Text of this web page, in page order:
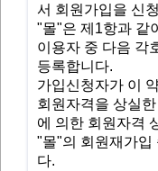
서 회원가입을 신
"몰"은 제1항과 같
이용자 중 다음 각
등록합니다.
가입신청자가 이
회원자격을 상실
에 의한 회원자격
"몰"의 회원재가입
다.